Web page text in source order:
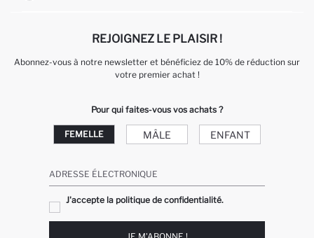
REJOIGNEZ LE PLAISIR !
Abonnez-vous à notre newsletter et bénéficiez de 10% de réduction sur
votre premier achat !
Pour qui faites-vous vos achats ?
FEMELLE MÂLE ENFANT
ADRESSE ÉLECTRONIQUE
J'accepte la politique de confidentialité.